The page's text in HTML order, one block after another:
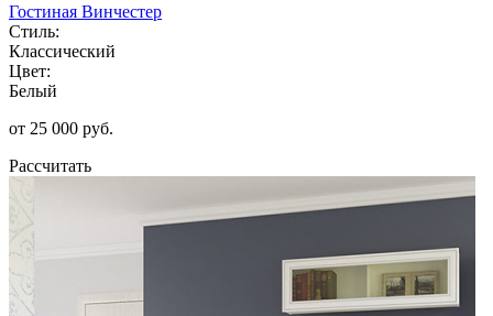
Гостиная Винчестер
Стиль:
Классический
Цвет:
Белый
от 25 000 руб.
Рассчитать